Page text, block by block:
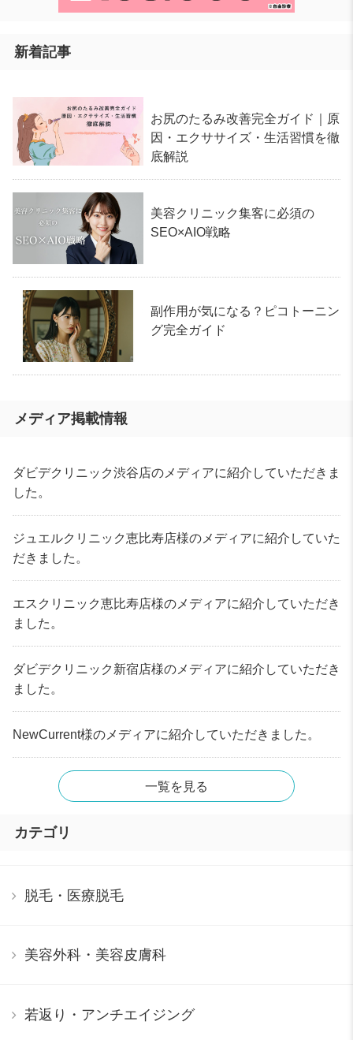
新着記事
お尻のたるみ改善完全ガイド｜原
因・エクササイズ・生活習慣を徹
底解説
美容クリニック集客に必須の
SEO×AIO戦略
副作用が気になる？ピコトーニン
グ完全ガイド
メディア掲載情報
ダビデクリニック渋谷店のメディアに紹介していただきま
した。
ジュエルクリニック恵比寿店様のメディアに紹介していた
だきました。
エスクリニック恵比寿店様のメディアに紹介していただき
ました。
ダビデクリニック新宿店様のメディアに紹介していただき
ました。
NewCurrent様のメディアに紹介していただきました。
一覧を見る
カテゴリ
脱毛・医療脱毛
美容外科・美容皮膚科
若返り・アンチエイジング